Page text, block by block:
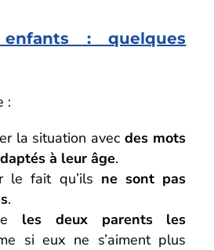
: quelques
:
la situation avecdes mots
à leur âge.
le fait qu’ils ne sont pas
.
les deux parents les
si eux ne s’aiment plus